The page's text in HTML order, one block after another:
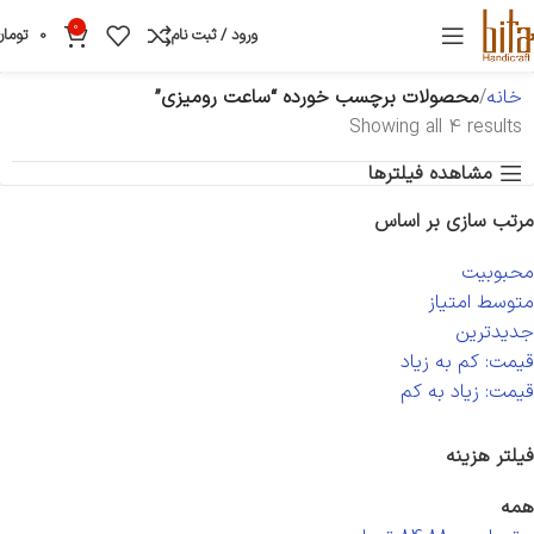
ورود / ثبت نام 0
0
خانه محصولات برچسب خورده “ساعت رومیزی”
Showing all 4 results
مشاهده فیلترها
مرتب سازی بر اساس
محبوبیت
متوسط امتیاز
جدیدترین
قیمت: کم به زیاد
قیمت: زیاد به کم
فیلتر هزینه
همه